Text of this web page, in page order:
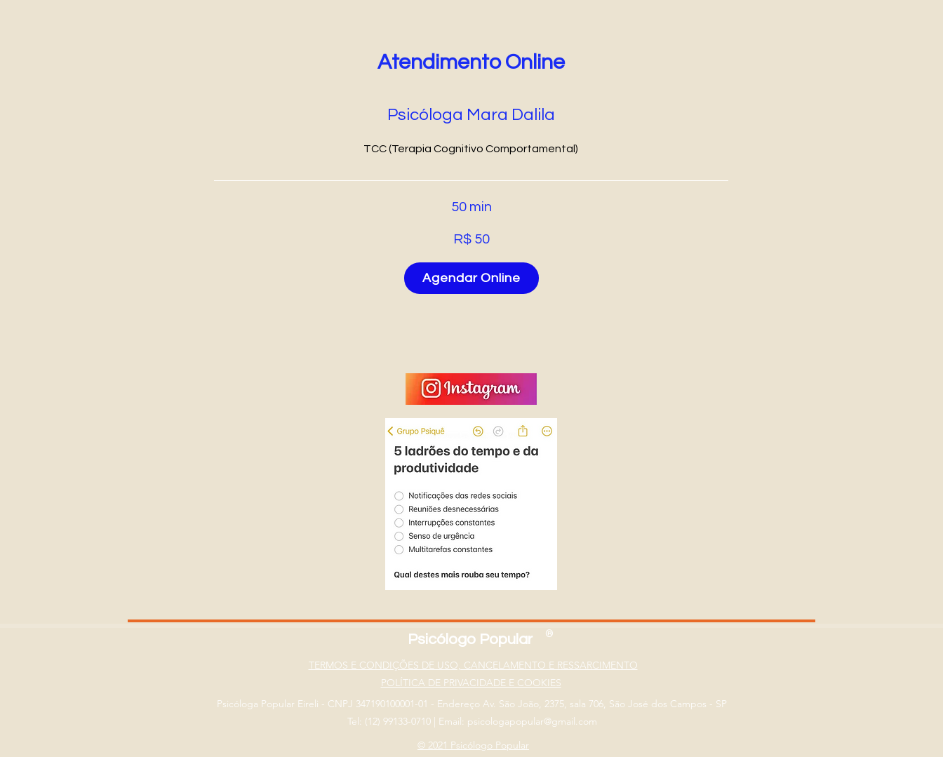
Atendimento Online
Psicóloga Mara Dalila
TCC (Terapia Cognitivo Comportamental)
50 min
R$ 50
Agendar Online
Psicólogo Popular ®
TERMOS E CONDIÇÕES DE USO, CANCELAMENTO E RESSARCIMENTO
POLÍTICA DE PRIVACIDADE E COOKIES
Psicóloga Popular Eireli - CNPJ 347190100001-01 - Endereço Av. São João, 2375, sala 706, São José dos Campos - SP
Tel: (12) 99133-0710| Email: psicologapopular@gmail.com
© 2021 Psicólogo Popular